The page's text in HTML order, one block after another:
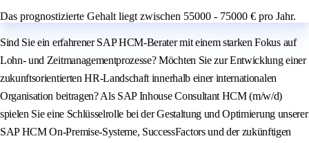
Das prognostizierte Gehalt liegt zwischen 55000 - 75000 € pro Jahr.
Sind Sie ein erfahrener SAP HCM-Berater mit einem starken Fokus auf
Lohn- und Zeitmanagementprozesse? Möchten Sie zur Entwicklung einer
zukunftsorientierten HR-Landschaft innerhalb einer internationalen
Organisation beitragen? Als SAP Inhouse Consultant HCM (m/w/d)
spielen Sie eine Schlüsselrolle bei der Gestaltung und Optimierung unserer
SAP HCM On-Premise-Systeme, SuccessFactors und der zukünftigen